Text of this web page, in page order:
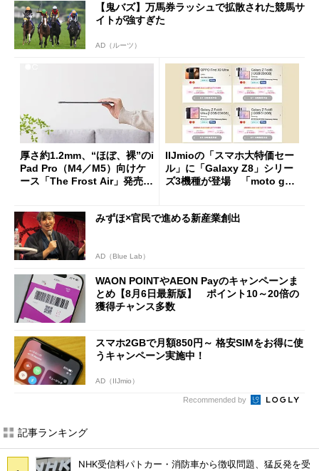
【鬼バズ】万馬券ラッシュで拡散された競馬サ
イトが強すぎた
AD（ルーツ）
厚さ約1.2mm、“ほぼ、裸”のi
Pad Pro（M4／M5）向けケ
ース「The Frost Air」発売
IIJmioの「スマホ大特価セー
ル」に「Galaxy Z8」シリー
ズ3機種が登場 「moto g37
みずほ×官民で進める新産業創出
AD（Blue Lab）
WAON POINTやAEON Payのキャンペーンま
とめ【8月6日最新版】 ポイント10～20倍の
獲得チャンス多数
スマホ2GBで月額850円～ 格安SIMをお得に使
うキャンペーン実施中！
AD（IIJmio）
Recommended by
記事ランキング
NHK受信料パトカー・消防車から徴収問題、猛反発を受